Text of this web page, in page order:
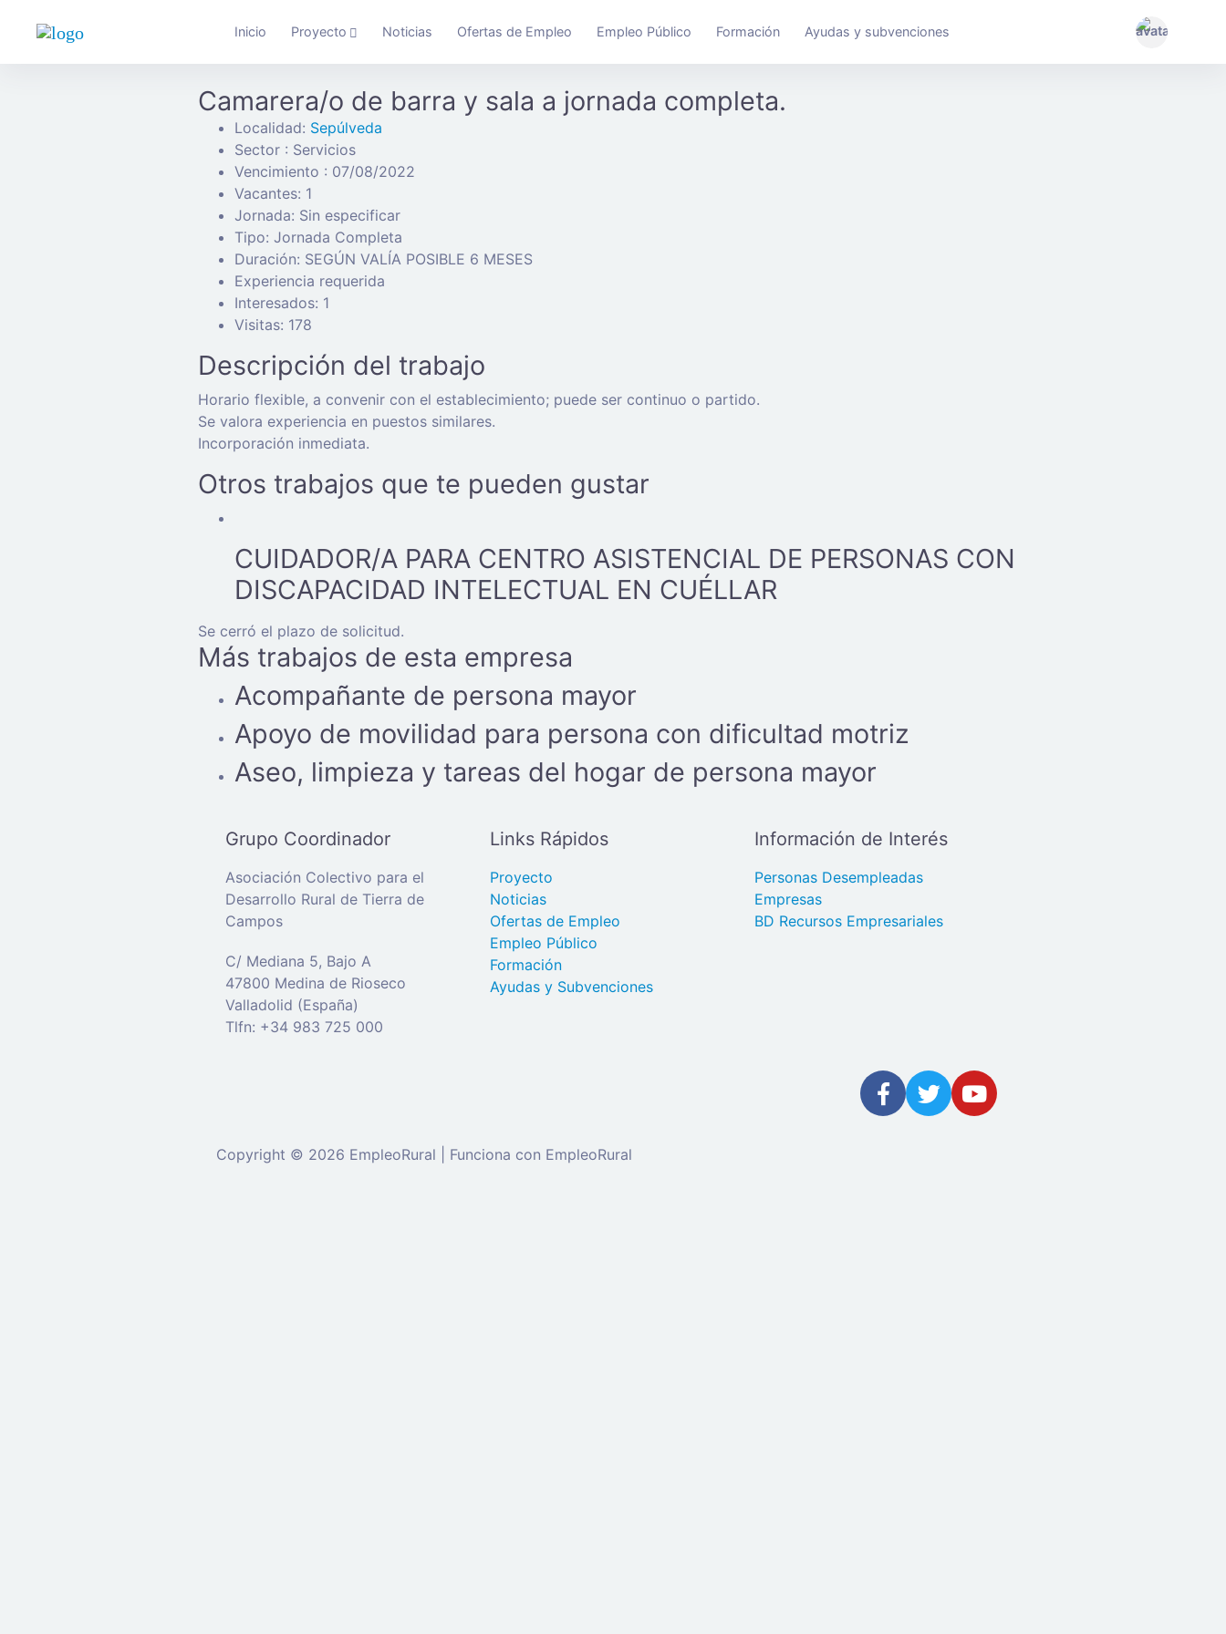
Inicio Proyecto Noticias Ofertas de Empleo Empleo Público Formación Ayudas y subvenciones
Camarera/o de barra y sala a jornada completa.
Localidad: Sepúlveda
Sector : Servicios
Vencimiento : 07/08/2022
Vacantes: 1
Jornada: Sin especificar
Tipo: Jornada Completa
Duración: SEGÚN VALÍA POSIBLE 6 MESES
Experiencia requerida
Interesados: 1
Visitas: 178
Descripción del trabajo
Horario flexible, a convenir con el establecimiento; puede ser continuo o partido.
Se valora experiencia en puestos similares.
Incorporación inmediata.
Otros trabajos que te pueden gustar
CUIDADOR/A PARA CENTRO ASISTENCIAL DE PERSONAS CON
DISCAPACIDAD INTELECTUAL EN CUÉLLAR
Se cerró el plazo de solicitud.
Más trabajos de esta empresa
Acompañante de persona mayor
Apoyo de movilidad para persona con dificultad motriz
Aseo, limpieza y tareas del hogar de persona mayor
Grupo Coordinador
Asociación Colectivo para el
Desarrollo Rural de Tierra de
Campos
C/ Mediana 5, Bajo A
47800 Medina de Rioseco
Valladolid (España)
Tlfn: +34 983 725 000
Links Rápidos
Proyecto
Noticias
Ofertas de Empleo
Empleo Público
Formación
Ayudas y Subvenciones
Información de Interés
Personas Desempleadas
Empresas
BD Recursos Empresariales
Copyright © 2026 EmpleoRural | Funciona con EmpleoRural